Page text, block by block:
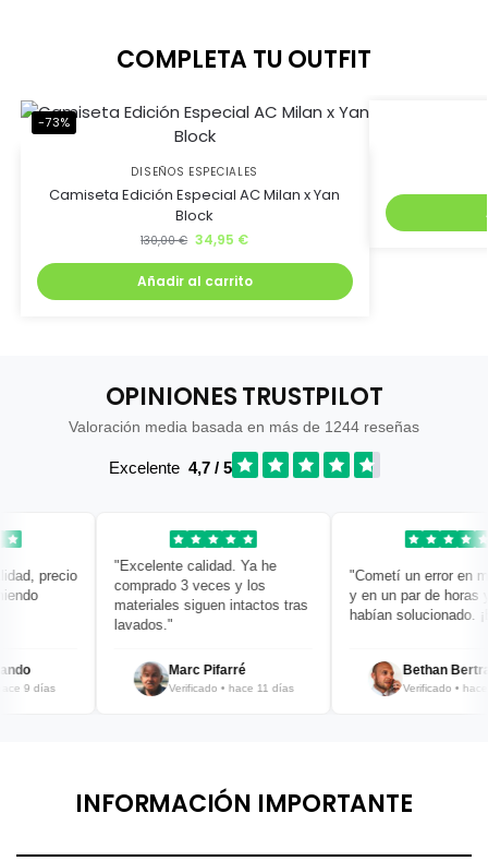
COMPLETA TU OUTFIT
-73%
DISEÑOS ESPECIALES
Camiseta Edición Especial AC Milan x Yan
Block
130,00€ 34,95 €
Añadir al carrito
OPINIONES TRUSTPILOT
Valoración media basada en más de 1244 reseñas
Excelente 4,7 / 5
precio
9 días
"Excelente calidad. Ya he
comprado 3 veces y los
materiales siguen intactos tras
lavados."
Marc Pifarré
Verificado • hace 11 días
"Cometí un error en mi
y en un par de horas ya
habían solucionado.
Bethan
Verificado • hace
INFORMACIÓN IMPORTANTE